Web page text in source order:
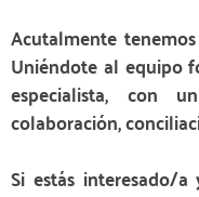
Acutalmente
Uniéndote al equipo
especialista, con
colaboración,
Si estás interesado/